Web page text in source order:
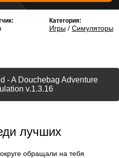
Категория:
Игры/ Симуляторы
- A Douchebag Adventure
v.1.3.16
лучших
обращали на тебя